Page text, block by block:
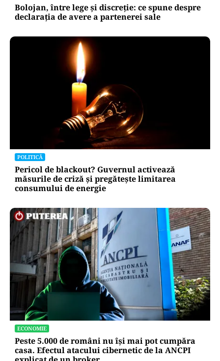
Bolojan, între lege și discreție: ce spune despre
declarația de avere a partenerei sale
POLITICĂ
Pericol de blackout? Guvernul activează
măsurile de criză și pregătește limitarea
consumului de energie
ECONOMIE
Peste 5.000 de români nu își mai pot cumpăra
casa. Efectul atacului cibernetic de la ANCPI